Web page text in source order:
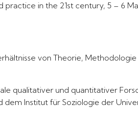
in the 21st century, 5 – 6
von Theorie,
qualitativer und quantitativer
Institut für Soziologie der